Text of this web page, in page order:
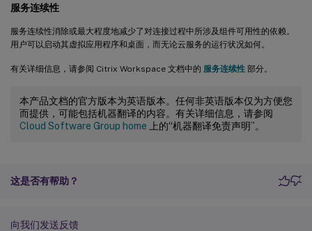
服务连续性
服务连续性消除或最大程度地减少了对连接过程中所涉及组件可用性的依赖。
用户可以启动其虚拟应用程序和桌面，而无论云服务的运行状况如何。
有关详细信息，请参阅 Citrix Workspace 文档中的 服务连续性 部分。
本产品文档的官方版本为英语版本。任何非英语版本仅为方便您
而提供，可能包括机器翻译的内容。有关详细信息，请参阅
Cloud Software Group home 上的“机器翻译免责声明”。
这是否有帮助？
向我们发送反馈